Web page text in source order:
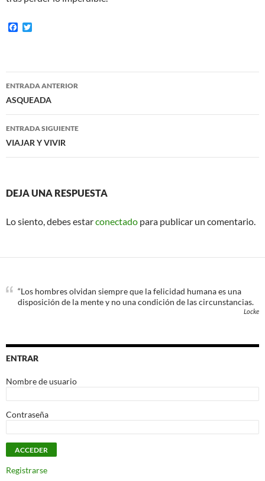
F
o
o
e
r
Navegación
de
entradas
ENTRADA ANTERIOR
ASQUEADA
ENTRADA SIGUIENTE
VIAJAR Y VIVIR
DEJA UNA RESPUESTA
Lo siento, debes estarconectado para publicar un comentario.
“Los hombres olvidan siempre que la felicidad humana es una
disposición de la mente y no una condición de las circunstancias.
Locke
ENTRAR
Nombre de usuario
Contraseña
Registrarse